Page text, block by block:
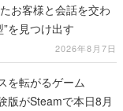
お客様と会話を交わ
を見つけ出す
2026年8月7日
を転がるゲーム
版がSteamで本日8月